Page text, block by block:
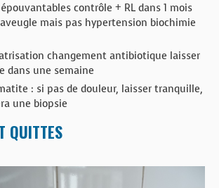
épouvantables contrôle + RL dans 1 mois
mais pas hypertension biochimie
changement antibiotique laisser
dans une semaine
: si pas de douleur, laisser tranquille,
une biopsie
QUITTES